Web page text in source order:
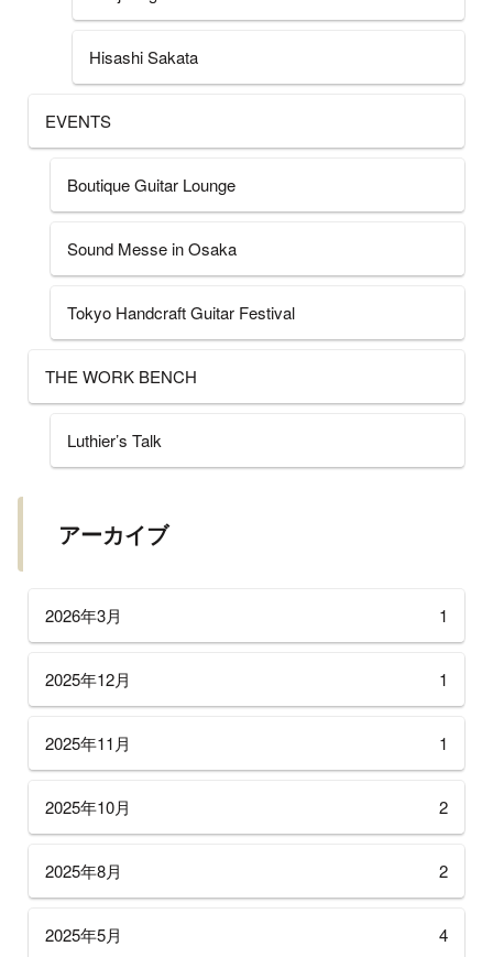
Hisashi Sakata
EVENTS
Boutique Guitar Lounge
Sound Messe in Osaka
Tokyo Handcraft Guitar Festival
THE WORK BENCH
Luthier’s Talk
アーカイブ
2026年3月 1
2025年12月 1
2025年11月 1
2025年10月 2
2025年8月 2
2025年5月 4